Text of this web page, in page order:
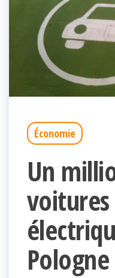
Économie
Un
voitures
Pologne